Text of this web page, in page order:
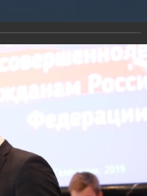
АA+
граждан